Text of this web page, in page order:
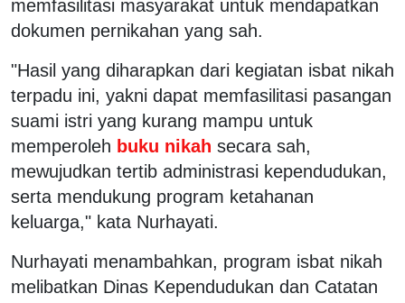
memfasilitasi masyarakat untuk mendapatkan
dokumen pernikahan yang sah.
"Hasil yang diharapkan dari kegiatan isbat nikah
terpadu ini, yakni dapat memfasilitasi pasangan
suami istri yang kurang mampu untuk
memperoleh buku nikah secara sah,
mewujudkan tertib administrasi kependudukan,
serta mendukung program ketahanan
keluarga," kata Nurhayati.
Nurhayati menambahkan, program isbat nikah
melibatkan Dinas Kependudukan dan Catatan